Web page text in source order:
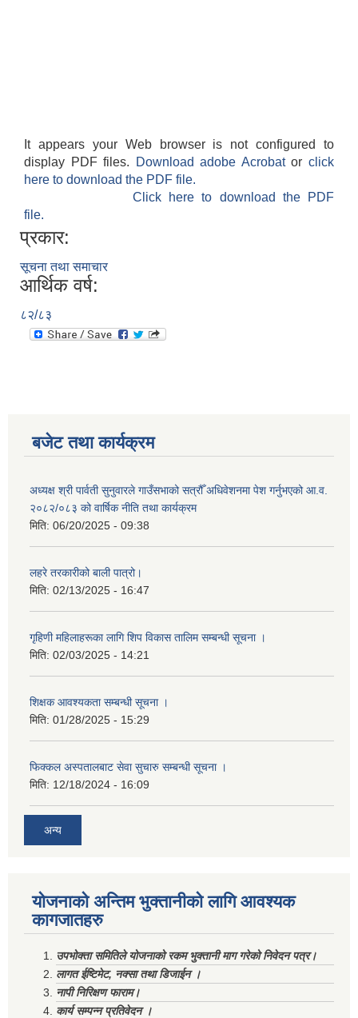
It appears your Web browser is not configured to
display PDF files.
Download adobe Acrobatorclick
here to download the PDF file.
Click here to download the PDF
file.
प्रकार:
सूचना तथा समाचार
आर्थिक वर्ष:
८२/८३
बजेट तथा कार्यक्रम
अध्यक्ष श्री पार्वती सुनुवारले गाउँसभाको सत्रौँ अधिवेशनमा पेश गर्नुभएको आ.व.
२०८२/०८३ को वार्षिक नीति तथा कार्यक्रम
मिति: 06/20/2025 - 09:38
लहरे तरकारीको बाली पात्रो।
मिति: 02/13/2025 - 16:47
गृहिणी महिलाहरूका लागि शिप विकास तालिम सम्बन्धी सूचना ‌।
मिति: 02/03/2025 - 14:21
शिक्षक आवश्यकता सम्बन्धी सूचना ।
मिति: 01/28/2025 - 15:29
फिक्कल अस्पतालबाट सेवा सुचारु सम्बन्धी सूचना ।
मिति: 12/18/2024 - 16:09
अन्य
योजनाको अन्तिम भुक्तानीको लागि आवश्यक
कागजातहरु
उपभोक्ता समितिले योजनाको रकम भुक्तानी माग गरेको निवेदन पत्र।
लागत ईष्टिमेट, नक्सा तथा डिजाईन ।
नापी निरिक्षण फाराम।
कार्य सम्पन्न प्रतिवेदन ।